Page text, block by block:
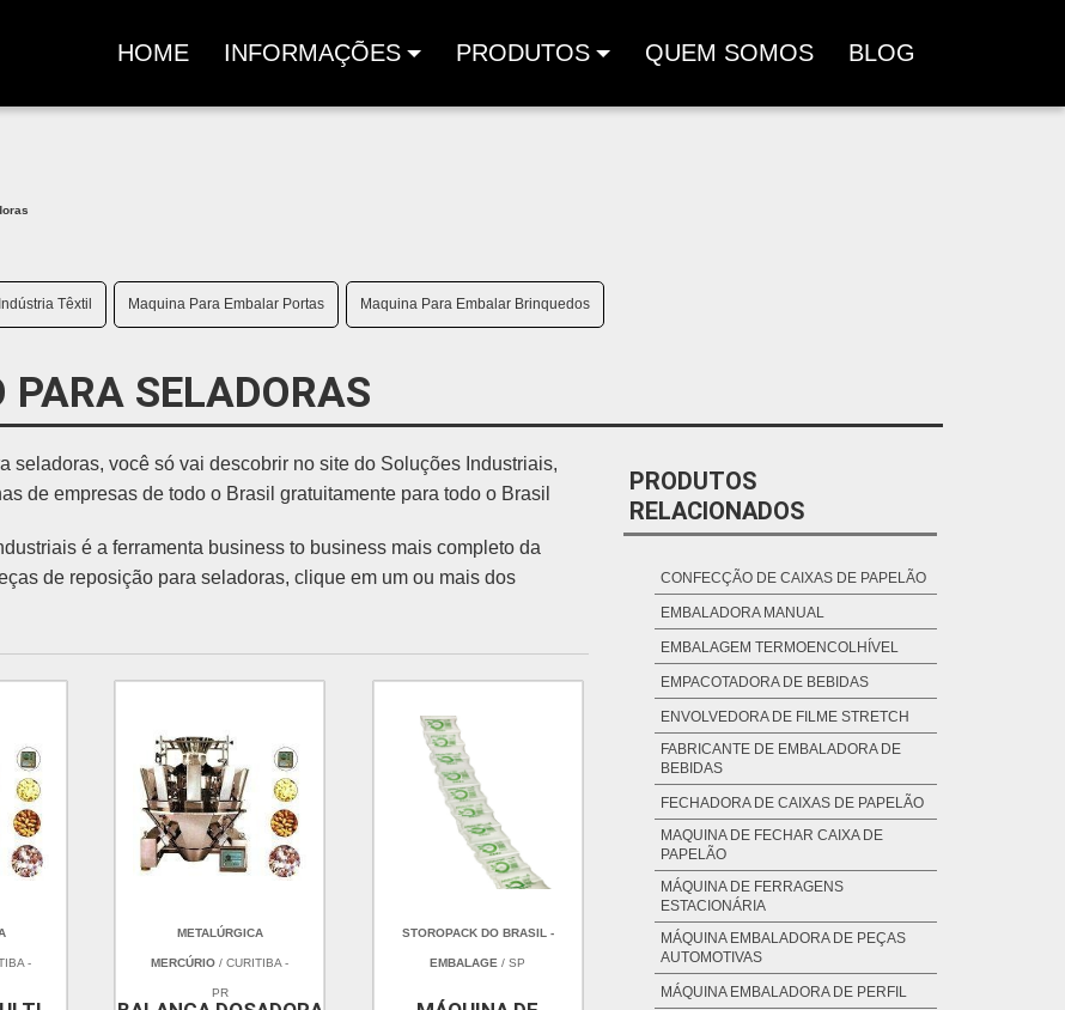
HOME
(CURRENT)INFORMAÇÕES PRODUTOS QUEM SOMOS BLOG
Têxtil Maquina Para Embalar Portas Maquina Para Embalar Brinquedos
PARA SELADORAS
seladoras, você só vai descobrir no site do Soluções Industriais,
de empresas de todo o Brasil gratuitamente para todo o Brasil
é a ferramenta business to business mais completo da
de reposição para seladoras, clique em um ou mais dos
-
METALÚRGICA
MERCÚRIO / CURITIBA -
PR
STOROPACK DO BRASIL -
EMBALAGE / SP
PRODUTOS
RELACIONADOS
CONFECÇÃO DE CAIXAS DE PAPELÃO
EMBALADORA MANUAL
EMBALAGEM TERMOENCOLHÍVEL
EMPACOTADORA DE BEBIDAS
ENVOLVEDORA DE FILME STRETCH
FABRICANTE DE EMBALADORA DE
BEBIDAS
FECHADORA DE CAIXAS DE PAPELÃO
MAQUINA DE FECHAR CAIXA DE
PAPELÃO
MÁQUINA DE FERRAGENS
ESTACIONÁRIA
MÁQUINA EMBALADORA DE PEÇAS
AUTOMOTIVAS
MÁQUINA EMBALADORA DE PERFIL